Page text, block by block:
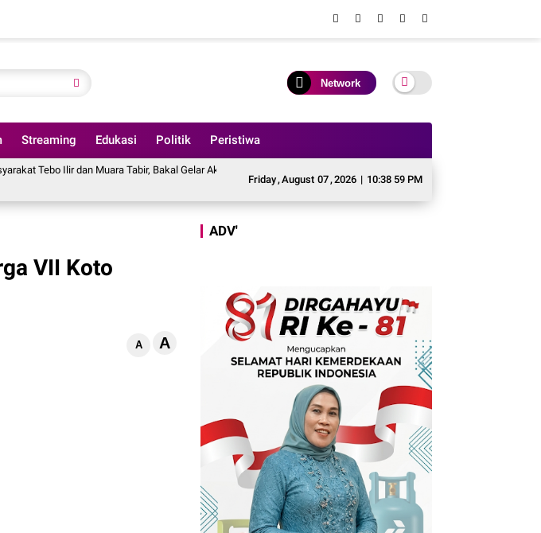
Network
Streaming Edukasi Politik Peristiwa
Friday,August 07,2026 | 10:39 01 PM
dan Muara Tabir, Bakal Gelar Aksi Besar - besaran Imbas Jalan Simpang Betung - Pintas Tak Dianggarkan di 2027
VII Koto
A A
ADV'